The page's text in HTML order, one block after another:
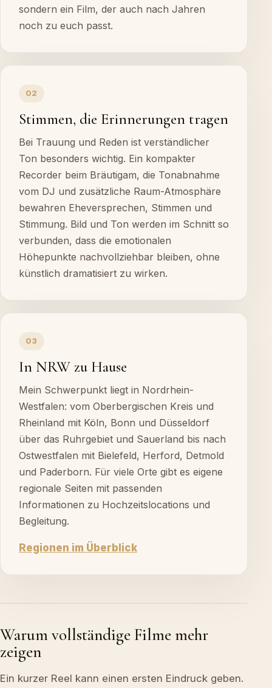
sondern ein Film, der auch nach Jahren
noch zu euch passt.
02
Stimmen, die Erinnerungen tragen
Bei Trauung und Reden ist verständlicher
Ton besonders wichtig. Ein kompakter
Recorder beim Bräutigam, die Tonabnahme
vom DJ und zusätzliche Raum-Atmosphäre
bewahren Eheversprechen, Stimmen und
Stimmung. Bild und Ton werden im Schnitt so
verbunden, dass die emotionalen
Höhepunkte nachvollziehbar bleiben, ohne
künstlich dramatisiert zu wirken.
03
In NRW zu Hause
Mein Schwerpunkt liegt in Nordrhein-
Westfalen: vom Oberbergischen Kreis und
Rheinland mit Köln, Bonn und Düsseldorf
über das Ruhrgebiet und Sauerland bis nach
Ostwestfalen mit Bielefeld, Herford, Detmold
und Paderborn. Für viele Orte gibt es eigene
regionale Seiten mit passenden
Informationen zu Hochzeitslocations und
Begleitung.
Regionen im Überblick
Warum vollständige Filme mehr
zeigen
Ein kurzer Reel kann einen ersten Eindruck geben.